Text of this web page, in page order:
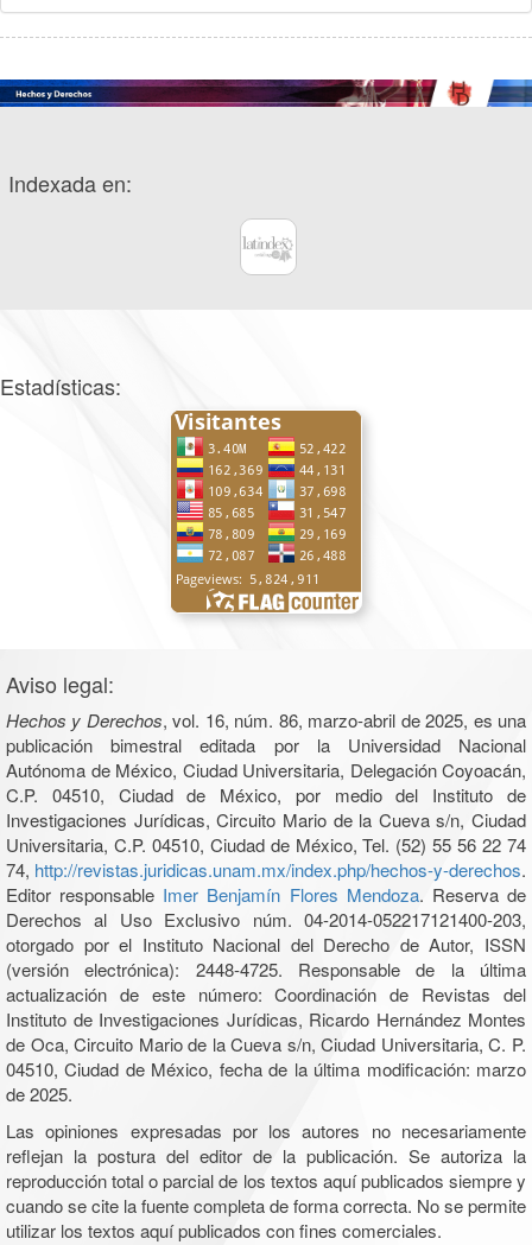
Indexada en:
Estadísticas:
Aviso legal:
Hechos y Derechos, vol. 16, núm. 86, marzo-abril de 2025, es una
publicación bimestral editada por la Universidad Nacional
Autónoma de México, Ciudad Universitaria, Delegación Coyoacán,
C.P. 04510, Ciudad de México, por medio del Instituto de
Investigaciones Jurídicas, Circuito Mario de la Cueva s/n, Ciudad
Universitaria, C.P. 04510, Ciudad de México, Tel. (52) 55 56 22 74
74, http://revistas.juridicas.unam.mx/index.php/hechos-y-derechos.
Editor responsable Imer Benjamín Flores Mendoza. Reserva de
Derechos al Uso Exclusivo núm. 04-2014-052217121400-203,
otorgado por el Instituto Nacional del Derecho de Autor, ISSN
(versión electrónica): 2448-4725. Responsable de la última
actualización de este número: Coordinación de Revistas del
Instituto de Investigaciones Jurídicas, Ricardo Hernández Montes
de Oca, Circuito Mario de la Cueva s/n, Ciudad Universitaria, C. P.
04510, Ciudad de México, fecha de la última modificación: marzo
de 2025.
Las opiniones expresadas por los autores no necesariamente
reflejan la postura del editor de la publicación. Se autoriza la
reproducción total o parcial de los textos aquí publicados siempre y
cuando se cite la fuente completa de forma correcta. No se permite
utilizar los textos aquí publicados con fines comerciales.